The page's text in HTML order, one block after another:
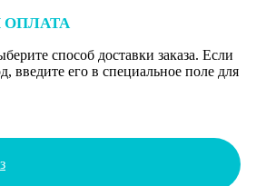
ОПЛАТА
способ доставки заказа. Если
введите его в специальное поле для